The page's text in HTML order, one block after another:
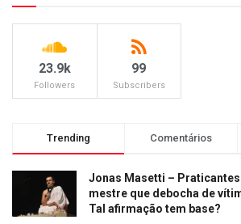
23.9k
Followers
99
Subscribers
Trending Comentários
Jonas Masetti –
mestre que debocha de
Tal afirmação tem base?